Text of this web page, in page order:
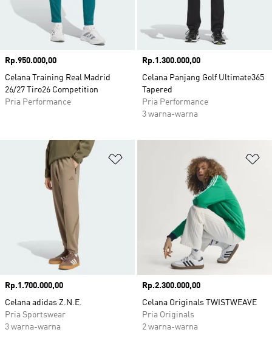
Harga
Rp.950.000,00
Celana Training Real Madrid
26/27 Tiro26 Competition
Pria Performance
Harga
Rp.1.300.000,00
Celana Panjang Golf Ultimate365
Tapered
Pria Performance
3 warna-warna
Tambahkan ke Wishlist
Harga
Rp.1.700.000,00
Celana adidas Z.N.E.
Pria Sportswear
3 warna-warna
Harga
Rp.2.300.000,00
Celana Originals TWISTWEAVE
Pria Originals
2 warna-warna